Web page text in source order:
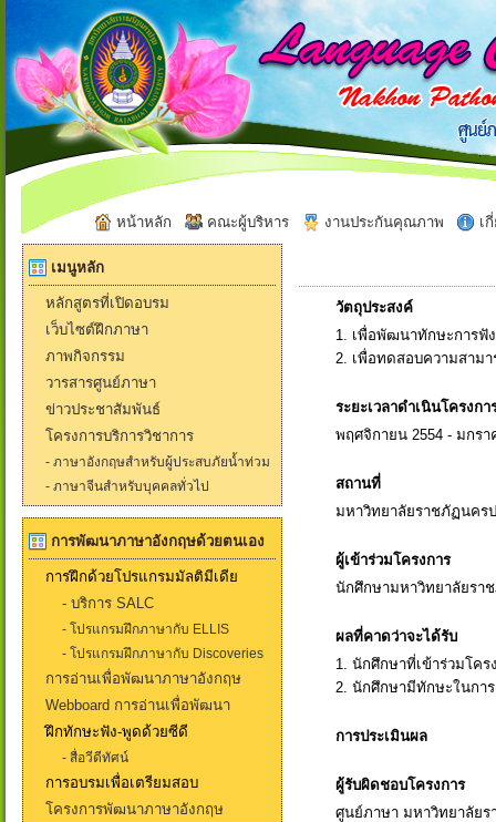
หน้าหลัก คณะผู้บริหาร งานประกันคุณภาพ เ
เมนูหลัก
หลักสูตรที่เปิดอบรม
เว็บไซต์ฝึกภาษา
ภาพกิจกรรม
วารสารศูนย์ภาษา
ข่าวประชาสัมพันธ์
โครงการบริการวิชาการ
- ภาษาอังกฤษสำหรับผู้ประสบภัยน้ำท่วม
- ภาษาจีนสำหรับบุคคลทั่วไป
การพัฒนาภาษาอังกฤษด้วยตนเอง
การฝึกด้วยโปรแกรมมัลติมีเดีย
- บริการ SALC
- โปรแกรมฝึกภาษากับ ELLIS
- โปรแกรมฝึกภาษากับ Discoveries
การอ่านเพื่อพัฒนาภาษาอังกฤษ
Webboard การอ่านเพื่อพัฒนา
ฝึกทักษะฟัง-พูดด้วยซีดี
- สื่อวีดีทัศน์
การอบรมเพื่อเตรียมสอบ
โครงการพัฒนาภาษาอังกฤษ
วัตถุประสงค์
1. เพื่อพัฒนาทักษะการฟั
2. เพื่อทดสอบความสาม
ระยะเวลาดำเนินโครงกา
พฤศจิกายน 2554 - มกรา
สถานที่
มหาวิทยาลัยราชภัฏนคร
ผู้เข้าร่วมโครงการ
นักศึกษามหาวิทยาลัยรา
ผลที่คาดว่าจะได้รับ
1. นักศึกษาที่เข้าร่วมโค
2. นักศึกษามีทักษะในกา
การประเมินผล
ผู้รับผิดชอบโครงการ
ศูนย์ภาษา มหาวิทยาลัย